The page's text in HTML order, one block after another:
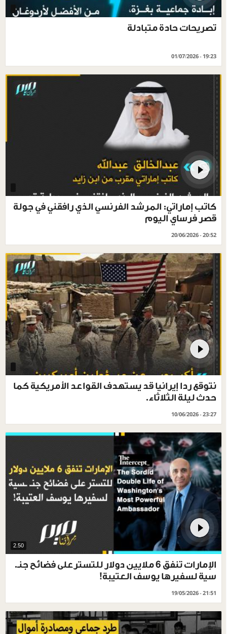
تصريحات حادة متبادلة
01/07/2026 - 19:23
كاتب إماراتي: المرشد الفرنسي الذي رافقني في جولة
قصر فرساي اليوم
20/06/2026 - 20:52
نتوقع ردا إيرانيا قد يستهدف القواعد الأمريكية كما
حدث ليلة الثلاثاء.
10/06/2026 - 23:27
2.50
الإمارات تنفق 6 ملايين دولار للتسترعلى فضائح جنـ.
سية لسفيرها يوسف العتيبة!
19/05/2026 - 21:51